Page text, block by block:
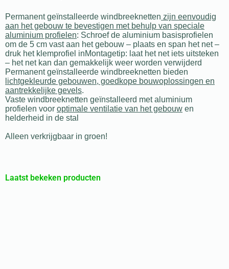
Permanent geïnstalleerde windbreeknetten zijn eenvoudig
aan het gebouw te bevestigen met behulp van speciale
aluminium profielen: Schroef de aluminium basisprofielen
om de 5 cm vast aan het gebouw – plaats en span het net –
druk het klemprofiel inMontagetip: laat het net iets uitsteken
– het net kan dan gemakkelijk weer worden verwijderd
Permanent geïnstalleerde windbreeknetten bieden
lichtgekleurde gebouwen, goedkope bouwoplossingen en
aantrekkelijke gevels.
Vaste windbreeknetten geïnstalleerd met aluminium
profielen voor optimale ventilatie van het gebouw en
helderheid in de stal
Alleen verkrijgbaar in groen!
Laatst bekeken producten